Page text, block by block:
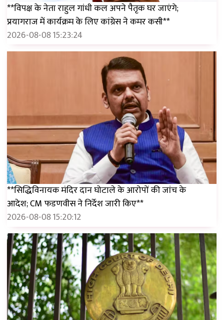
**विपक्ष के नेता राहुल गांधी कल अपने पैतृक घर जाएंगे;
प्रयागराज में कार्यक्रम के लिए कांग्रेस ने कमर कसी**
2026-08-08 15:23:24
**सिद्धिविनायक मंदिर दान घोटाले के आरोपों की जांच के
आदेश; CM फडणवीस ने निर्देश जारी किए**
2026-08-08 15:20:12